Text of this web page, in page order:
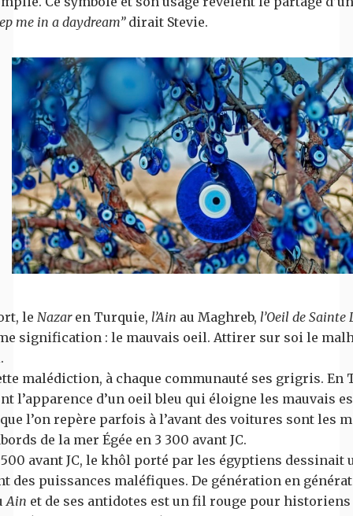
me in a daydream” dirait Stevie.
le Nazar en Turquie, l’Ain au Maghreb, l’Oeil de Sainte
signification : le mauvais oeil. Attirer sur soi le
malédiction, à chaque communauté ses grigris. En
l’apparence d’un oeil bleu qui éloigne les mauvais
que l’on repère parfois à l’avant des voitures sont les
de la mer Égée en 3 300 avant JC.
500 avant JC, le khôl porté par les égyptiens dessinait
des puissances maléfiques. De génération en
Ain et de ses antidotes est un fil rouge pour